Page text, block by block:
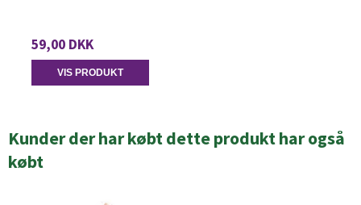
59,00 DKK
VIS PRODUKT
Kunder der har købt dette produkt har også
købt